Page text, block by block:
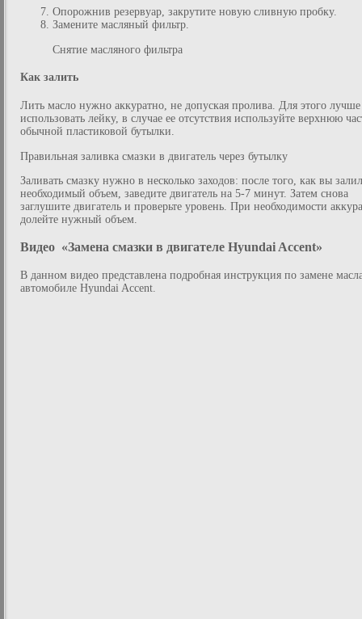
Опорожнив резервуар, закрутите новую сливную пробку.
Замените масляный фильтр.
Снятие масляного фильтра
Как залить
Лить масло нужно аккуратно, не допуская пролива. Для этого лучше
использовать лейку, в случае ее отсутствия используйте верхнюю
обычной пластиковой бутылки.
Правильная заливка смазки в двигатель через бутылку
Заливать смазку нужно в несколько заходов: после того, как вы
необходимый объем, заведите двигатель на 5-7 минут. Затем снова
заглушите двигатель и проверьте уровень. При необходимости
долейте нужный объем.
Видео «Замена смазки в двигателе Hyundai Accent»
В данном видео представлена подробная инструкция по замене
автомобиле Hyundai Accent.